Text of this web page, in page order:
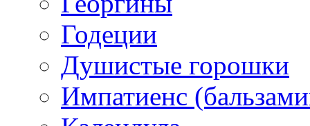
Годеции
Душистые горошки
Импатиенс